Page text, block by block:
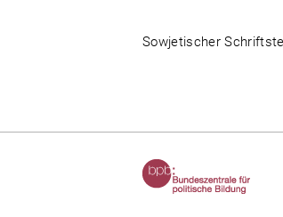
Sowjetischer